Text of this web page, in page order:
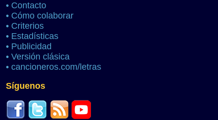
• Contacto
• Cómo colaborar
• Criterios
• Estadísticas
• Publicidad
• Versión clásica
• cancioneros.com/letras
Síguenos